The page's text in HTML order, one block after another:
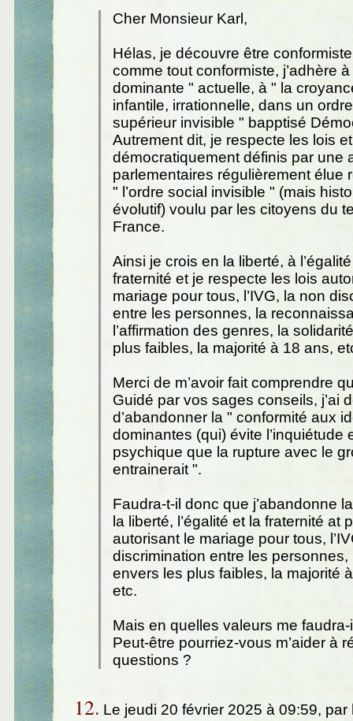
Cher Monsieur Karl,
Hélas, je découvre être
comme tout conformiste, j’adhère à
dominante " actuelle, à " la
infantile, irrationnelle, dans un
supérieur invisible " bapptisé
Autrement dit, je respecte les lois
démocratiquement définis par une
parlementaires régulièrement élue
" l’ordre social invisible " (mais
évolutif) voulu par les citoyens du
France.
Ainsi je crois en la liberté, à
fraternité et je respecte les lois
mariage pour tous, l’IVG, la non
entre les personnes, la
l’affirmation des genres, la
plus faibles, la majorité à 18 ans,
Merci de m’avoir fait comprendre
Guidé par vos sages conseils, j’ai
d’abandonner la " conformité aux
dominantes (qui) évite l’inquiétude
psychique que la rupture avec le
entrainerait ".
Faudra-t-il donc que j’abandonne
la liberté, l’égalité et la fraternité at
autorisant le mariage pour tous,
discrimination entre les personnes,
envers les plus faibles, la majorité
etc.
Mais en quelles valeurs me
Peut-être pourriez-vous m’aider à
questions ?
12. Le jeudi 20 février 2025 à 09:59, par